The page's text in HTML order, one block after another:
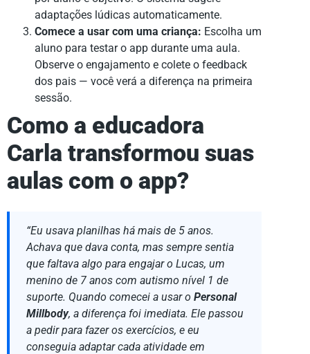
adaptações lúdicas automaticamente.
Comece a usar com uma criança: Escolha um
aluno para testar o app durante uma aula.
Observe o engajamento e colete o feedback
dos pais — você verá a diferença na primeira
sessão.
Como a educadora
Carla transformou suas
aulas com o app?
“Eu usava planilhas há mais de 5 anos.
Achava que dava conta, mas sempre sentia
que faltava algo para engajar o Lucas, um
menino de 7 anos com autismo nível 1 de
suporte. Quando comecei a usar o Personal
Millbody, a diferença foi imediata. Ele passou
a pedir para fazer os exercícios, e eu
conseguia adaptar cada atividade em